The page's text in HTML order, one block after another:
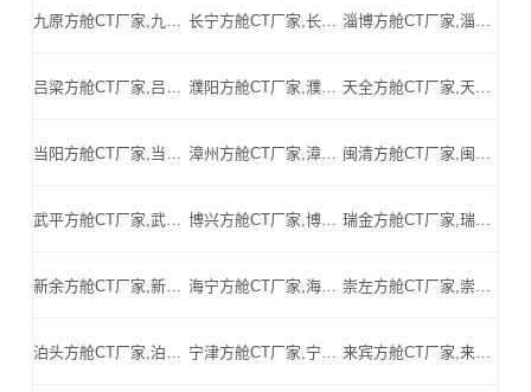
九原方舱CT厂家,九原方舱式CT,九原CT方舱,九原方舱CT,九原医用CT方舱,九原移动方舱CT-九原医用CT方舱公司 长宁方舱CT厂家,长宁方舱式CT,长宁CT方舱,长宁方舱CT,长宁医用CT方舱,长宁移动方舱CT-长宁医用CT方舱公司 淄博方舱CT厂家,淄博方舱式CT,淄博CT方舱,淄博方舱CT,淄博医用CT方舱,淄博移动方舱CT-淄博医用CT方舱公司
吕梁方舱CT厂家,吕梁方舱式CT,吕梁CT方舱,吕梁方舱CT,吕梁医用CT方舱,吕梁移动方舱CT-吕梁医用CT方舱公司 濮阳方舱CT厂家,濮阳方舱式CT,濮阳CT方舱,濮阳方舱CT,濮阳医用CT方舱,濮阳移动方舱CT-濮阳医用CT方舱公司 天全方舱CT厂家,天全方舱式CT,天全CT方舱,天全方舱CT,天全医用CT方舱,天全移动方舱CT-天全医用CT方舱公司
当阳方舱CT厂家,当阳方舱式CT,当阳CT方舱,当阳方舱CT,当阳医用CT方舱,当阳移动方舱CT-当阳医用CT方舱公司 漳州方舱CT厂家,漳州方舱式CT,漳州CT方舱,漳州方舱CT,漳州医用CT方舱,漳州移动方舱CT-漳州医用CT方舱公司 闽清方舱CT厂家,闽清方舱式CT,闽清CT方舱,闽清方舱CT,闽清医用CT方舱,闽清移动方舱CT-闽清医用CT方舱公司
武平方舱CT厂家,武平方舱式CT,武平CT方舱,武平方舱CT,武平医用CT方舱,武平移动方舱CT-武平医用CT方舱公司 博兴方舱CT厂家,博兴方舱式CT,博兴CT方舱,博兴方舱CT,博兴医用CT方舱,博兴移动方舱CT-博兴医用CT方舱公司 瑞金方舱CT厂家,瑞金方舱式CT,瑞金CT方舱,瑞金方舱CT,瑞金医用CT方舱,瑞金移动方舱CT-瑞金医用CT方舱公司
新余方舱CT厂家,新余方舱式CT,新余CT方舱,新余方舱CT,新余医用CT方舱,新余移动方舱CT-新余医用CT方舱公司 海宁方舱CT厂家,海宁方舱式CT,海宁CT方舱,海宁方舱CT,海宁医用CT方舱,海宁移动方舱CT-海宁医用CT方舱公司 崇左方舱CT厂家,崇左方舱式CT,崇左CT方舱,崇左方舱CT,崇左医用CT方舱,崇左移动方舱CT-崇左医用CT方舱公司
泊头方舱CT厂家,泊头方舱式CT,泊头CT方舱,泊头方舱CT,泊头医用CT方舱,泊头移动方舱CT-泊头医用CT方舱公司 宁津方舱CT厂家,宁津方舱式CT,宁津CT方舱,宁津方舱CT,宁津医用CT方舱,宁津移动方舱CT-宁津医用CT方舱公司 来宾方舱CT厂家,来宾方舱式CT,来宾CT方舱,来宾方舱CT,来宾医用CT方舱,来宾移动方舱CT-来宾医用CT方舱公司